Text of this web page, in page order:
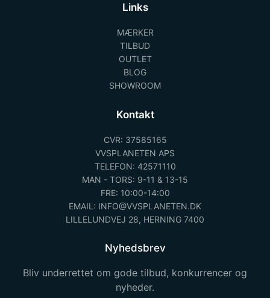
Links
MÆRKER
TILBUD
OUTLET
BLOG
SHOWROOM
Kontakt
CVR: 37585165
VVSPLANETEN APS
TELEFON: 42571110
MAN - TORS: 9-11 & 13-15
FRE: 10:00-14:00
EMAIL: INFO@VVSPLANETEN.DK
LILLELUNDVEJ 28, HERNING 7400
Nyhedsbrev
Bliv underrettet om gode tilbud, konkurrencer og
nyheder.